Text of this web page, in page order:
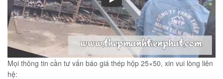
Mọi thông tin cần tư vấn báo giá thép hộp 25×50, xin vui lòng liên
hệ: